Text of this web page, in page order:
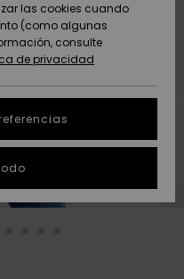
las cookies cuando
(como algunas
consulte
de privacidad